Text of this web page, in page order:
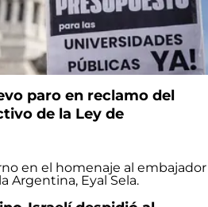
paro en reclamo del
de la Ley de